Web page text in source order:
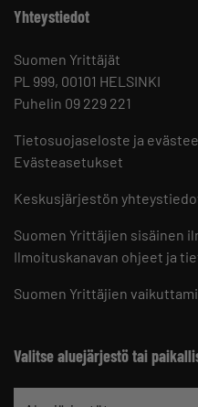
Yhteystiedot
Suomen Yrittäjät
PL 999, 00101 HELSINKI
Puhelin 09 229 221
Tietosuojaseloste ja
Evästeasetukset
Keskusjärjestön
Suomen Yrittäjien sisäinen
Ilmoituskanavan ohjeet ja
Suomen Yrittäjien
Valitse aluejärjestö tai